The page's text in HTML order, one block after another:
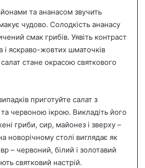
та ананасом звучить
чудово. Солодкість ананасу
смак грибів. Уявіть контраст
і яскраво-жовтих шматочків
стане окрасою святкового
приготуйте салат з
червоною ікрою. Викладіть його
гриби, сир, майонез і зверху –
новорічному столі виглядає як
– червоний, білий і золотавий
святковий настрій.